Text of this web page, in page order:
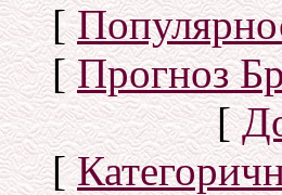
[
[Прогноз
[
[